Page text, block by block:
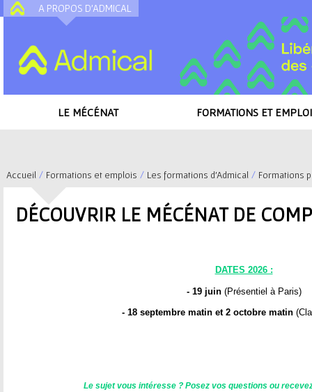
A PROPOS D'ADMICAL
LE MÉCÉNAT FORMATIONS ET
Accueil / Formations et emplois / Les formations d'Admical / Formations
DÉCOUVRIR LE MÉCÉNAT DE
DATES 2026 :
- 19 juin (Présentiel à Paris)
- 18 septembre matin et 2 octobre matin
Le sujet vous intéresse ? Posez vos questions ou